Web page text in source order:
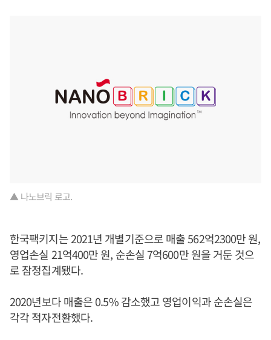
▲ 나노브릭 로고.
한국팩키지는 2021년 개별기준으로 매출 562억2300만 원,
영업손실 21억400만 원, 순손실 7억600만 원을 거둔 것으
로 잠정집계됐다.
2020년보다 매출은 0.5% 감소했고 영업이익과 순손실은
각각 적자전환했다.